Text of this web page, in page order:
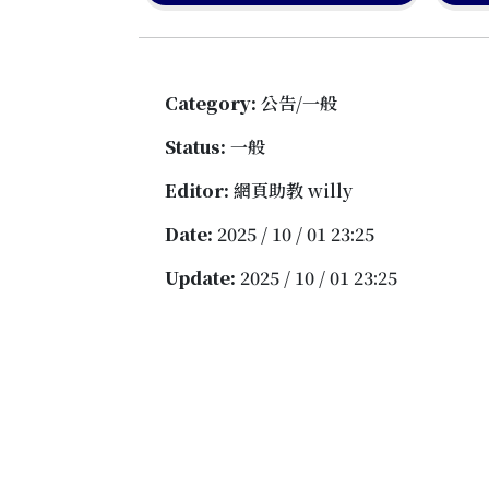
Category: 公告/一般
Status: 一般
Editor: 網頁助教 willy
Date: 2025 / 10 / 01 23:25
Update: 2025 / 10 / 01 23:25